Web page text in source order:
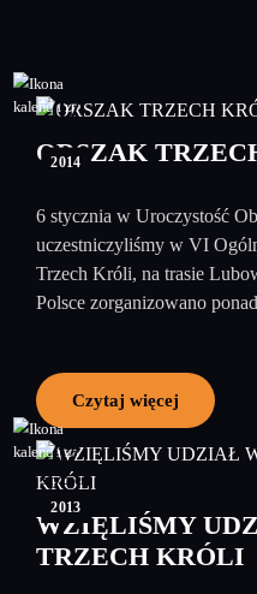
07
2014
ORSZAK
6 stycznia w Uroczystość
uczestniczyliśmy w VI
Trzech Króli, na trasie
Polsce zorganizowano
Czytaj więcej
07
styczeń
2013
WZIĘLIŚMY
TRZECH KRÓLI